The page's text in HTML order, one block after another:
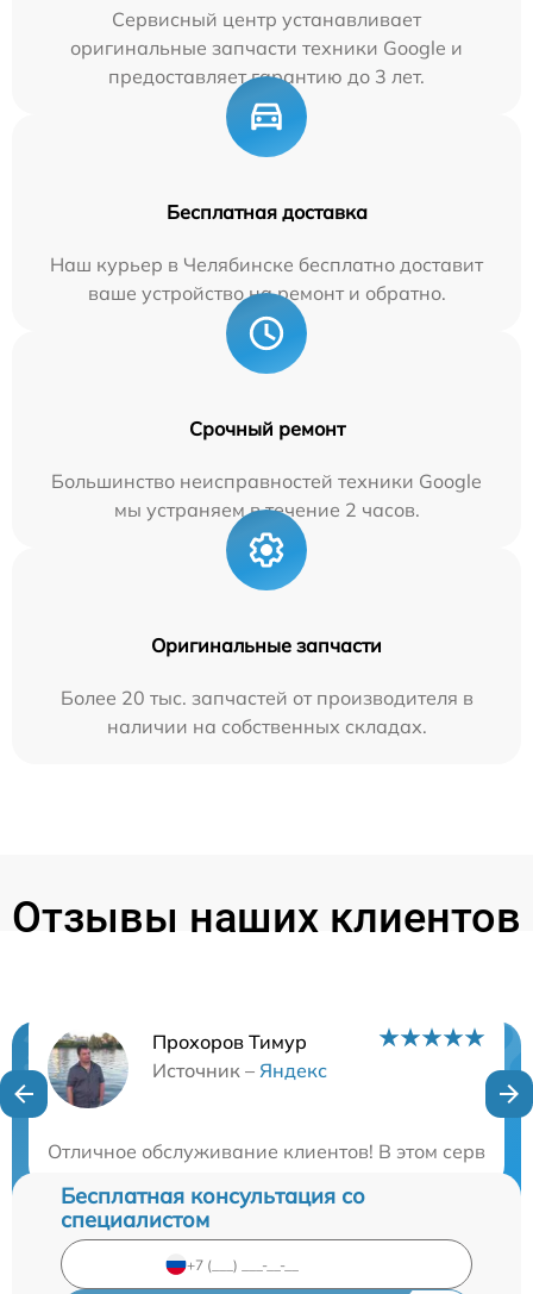
Сервисный центр устанавливает
оригинальные запчасти техники Google и
предоставляет гарантию до 3 лет.
Бесплатная доставка
Наш курьер в Челябинске бесплатно доставит
ваше устройство на ремонт и обратно.
Срочный ремонт
Большинство неисправностей техники Google
мы устраняем в течение 2 часов.
Оригинальные запчасти
Более 20 тыс. запчастей от производителя в
наличии на собственных складах.
Отзывы наших клиентов
Прохоров Тимур
Источник – Яндекс
Отличное обслуживание клиентов! В этом
Нужна консультация?
Бесплатная консультация со
специалистом